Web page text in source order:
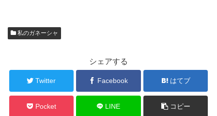
私のガネーシャ
シェアする
Twitter Facebook はてブ
Pocket LINE コピー